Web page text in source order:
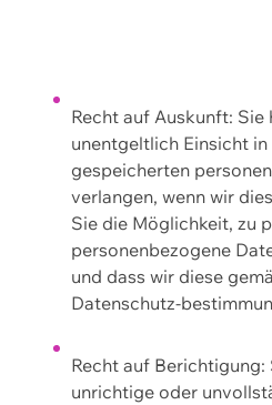
Recht auf Auskunft:
unentgeltlich Einsicht in
gespeicherten
verlangen, wenn wir
Sie die Möglichkeit, zu
personenbezogene
und dass wir diese
Datenschutz-
Recht auf Berichtigung:
unrichtige oder